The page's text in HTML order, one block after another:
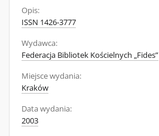
Opis:
ISSN 1426-3777
Wydawca:
Federacja Bibliotek Kościelnych „Fides”
Miejsce wydania:
Kraków
Data wydania:
2003